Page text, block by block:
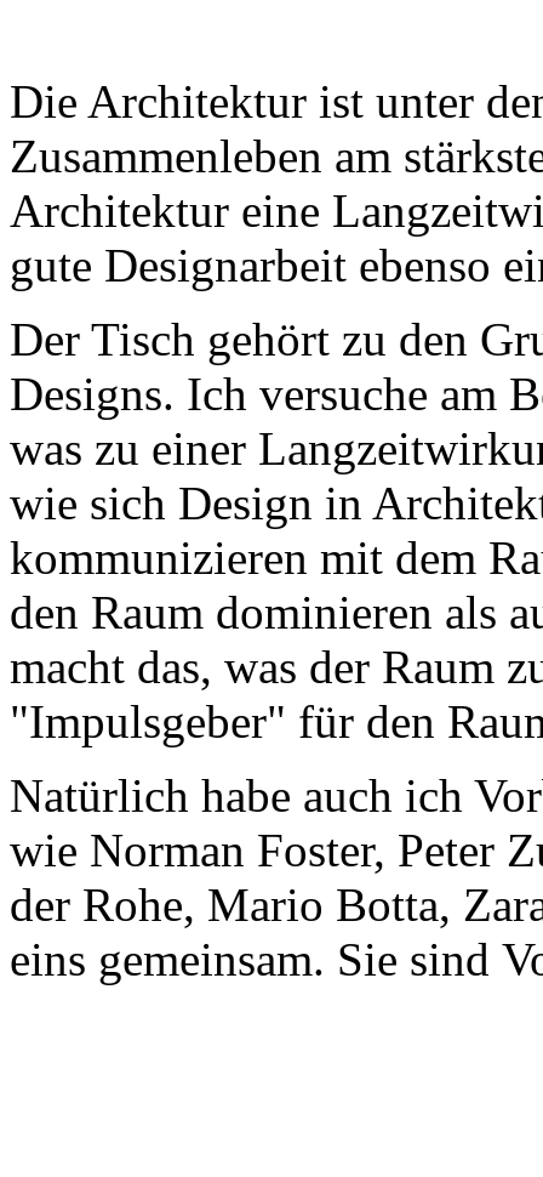
Die Architektur ist unter
Zusammenleben am
Architektur eine
gute Designarbeit ebenso
Der Tisch gehört zu den
Designs. Ich versuche am
was zu einer
wie sich Design in
kommunizieren mit dem
den Raum dominieren als
macht das, was der Raum
"Impulsgeber" für den
Natürlich habe auch ich
wie Norman Foster, Peter
der Rohe, Mario Botta,
eins gemeinsam. Sie sind